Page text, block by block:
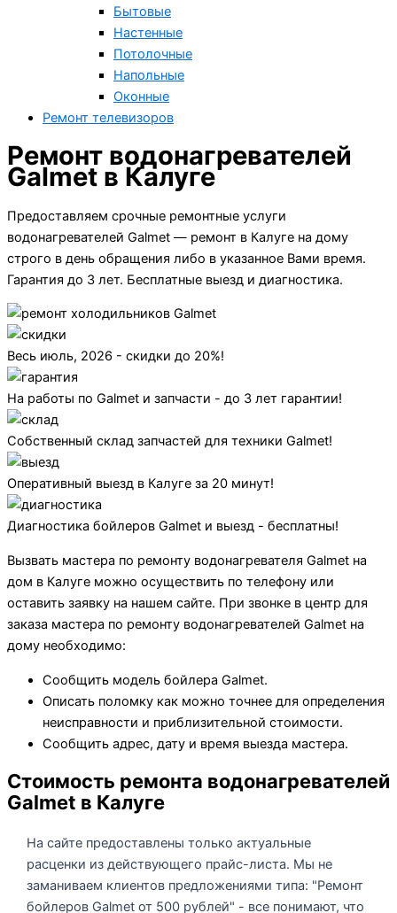
Бытовые
Настенные
Потолочные
Напольные
Оконные
Ремонт телевизоров
Ремонт водонагревателей
Galmet в Калуге
Предоставляем срочные ремонтные услуги
водонагревателей Galmet — ремонт в Калуге на дому
строго в день обращения либо в указанное Вами время.
Гарантия до 3 лет. Бесплатные выезд и диагностика.
Весь июль, 2026 - скидки до 20%!
На работы по Galmet и запчасти - до 3 лет гарантии!
Собственный склад запчастей для техники Galmet!
Оперативный выезд в Калуге за 20 минут!
Диагностика бойлеров Galmet и выезд - бесплатны!
Вызвать мастера по ремонту водонагревателя Galmet на
дом в Калуге можно осуществить по телефону или
оставить заявку на нашем сайте. При звонке в центр для
заказа мастера по ремонту водонагревателей Galmet на
дому необходимо:
Сообщить модель бойлера Galmet.
Описать поломку как можно точнее для определения
неисправности и приблизительной стоимости.
Сообщить адрес, дату и время выезда мастера.
Стоимость ремонта водонагревателей
Galmet в Калуге
На сайте предоставлены только актуальные
расценки из действующего прайс-листа. Мы не
заманиваем клиентов предложениями типа: "Ремонт
бойлеров Galmet от 500 рублей" - все понимают, что